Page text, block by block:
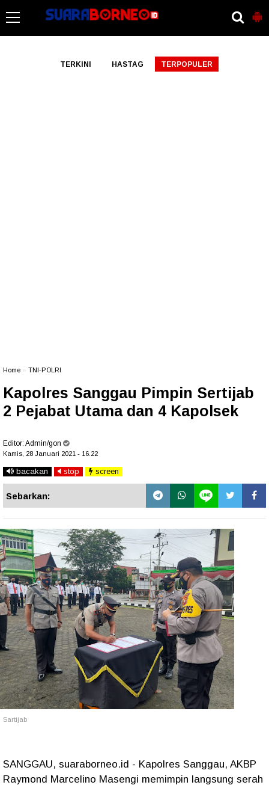
TERKINI HASTAG TERPOPULER
Home TNI-POLRI
Kapolres Sanggau Pimpin Sertijab
2 Pejabat Utama dan 4 Kapolsek
Editor: Admin/gon
Kamis, 28 Januari 2021 - 16.22
bacakan stop screen
Sebarkan:
Sartijab
SANGGAU, suaraborneo.id - Kapolres Sanggau, AKBP
Raymond Marcelino Masengi memimpin langsung serah